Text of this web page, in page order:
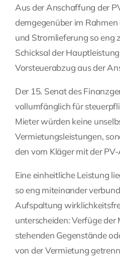
Aus der Anschaffung der
demgegenüber im
und Stromlieferung so eng
Schicksal der
Vorsteuerabzug aus der
Der 15. Senat des
vollumfänglich für
Mieter würden keine
Vermietungsleistungen,
den vom Kläger mit der
Eine einheitliche Leistung
so eng miteinander
Aufspaltung
unterscheiden: Verfüge
stehenden Gegenstände
von der Vermietung